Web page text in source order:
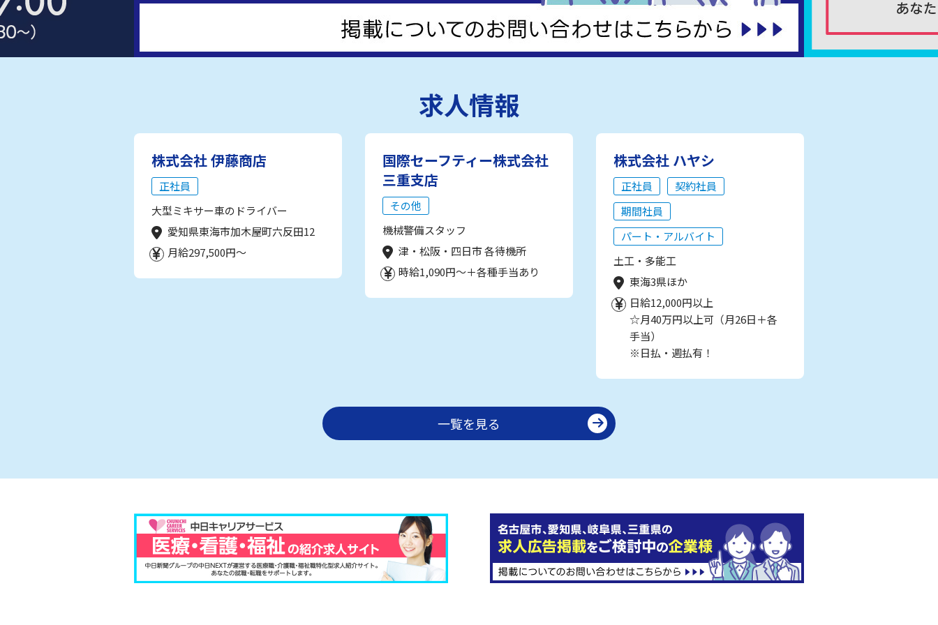
求人情報
株式会社 伊藤商店
正社員
大型ミキサー車のドライバー
愛知県東海市加木屋町六反田12
月給297,500円～
国際セーフティー株式会社
三重支店
その他
機械警備スタッフ
津・松阪・四日市 各待機所
時給1,090円～＋各種手当あり
株式会社 ハヤシ
正社員
契約社員
期間社員
パート・アルバイト
土工・多能工
東海3県ほか
日給12,000円以上
☆月40万円以上可（月26日＋各
手当）
※日払・週払有！
一覧を見る